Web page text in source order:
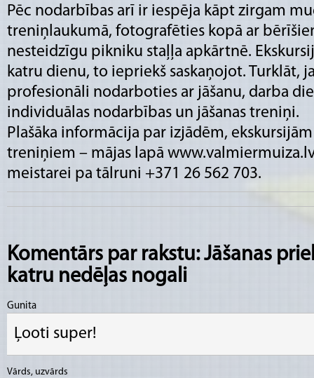
Pēc nodarbības arī ir iespēja kāpt zirgam
treniņlaukumā, fotografēties kopā ar
nesteidzīgu pikniku staļļa apkārtnē.
katru dienu, to iepriekš saskaņojot. Turklāt,
profesionāli nodarboties ar jāšanu, darba
individuālas nodarbības un jāšanas treniņi.
Plašāka informācija par izjādēm,
treniņiem – mājas lapā www.valmiermuiza.lv
meistarei pa tālruni +371 26 562 703.
Komentārs par rakstu: Jāšanas
katru nedēļas nogali
Gunita
Ļooti super!
Vārds, uzvārds